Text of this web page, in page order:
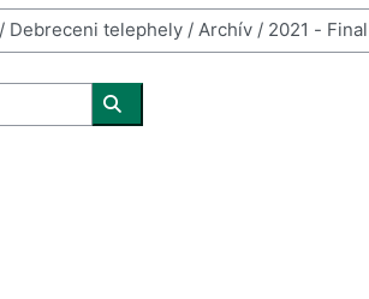
Kurzusok keresése